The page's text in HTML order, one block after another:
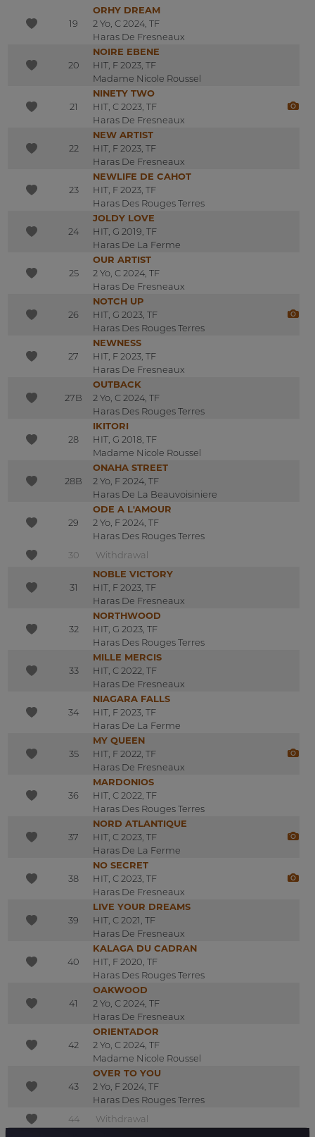
19
ORHY DREAM
2 Yo, C 2024, TF
Haras De Fresneaux
20
NOIRE EBENE
HIT, F 2023, TF
Madame Nicole Roussel
21
NINETY TWO
HIT, C 2023, TF
Haras De Fresneaux
22
NEW ARTIST
HIT, F 2023, TF
Haras De Fresneaux
23
NEWLIFE DE CAHOT
HIT, F 2023, TF
Haras Des Rouges Terres
24
JOLDY LOVE
HIT, G 2019, TF
Haras De La Ferme
25
OUR ARTIST
2 Yo, C 2024, TF
Haras De Fresneaux
26
NOTCH UP
HIT, G 2023, TF
Haras Des Rouges Terres
27
NEWNESS
HIT, F 2023, TF
Haras De Fresneaux
27B
OUTBACK
2 Yo, C 2024, TF
Haras Des Rouges Terres
28
IKITORI
HIT, G 2018, TF
Madame Nicole Roussel
28B
ONAHA STREET
2 Yo, F 2024, TF
Haras De La Beauvoisiniere
29
ODE A L'AMOUR
2 Yo, F 2024, TF
Haras Des Rouges Terres
30
Withdrawal
31
NOBLE VICTORY
HIT, F 2023, TF
Haras De Fresneaux
32
NORTHWOOD
HIT, G 2023, TF
Haras Des Rouges Terres
33
MILLE MERCIS
HIT, C 2022, TF
Haras De Fresneaux
34
NIAGARA FALLS
HIT, F 2023, TF
Haras De La Ferme
35
MY QUEEN
HIT, F 2022, TF
Haras De Fresneaux
36
MARDONIOS
HIT, C 2022, TF
Haras Des Rouges Terres
37
NORD ATLANTIQUE
HIT, C 2023, TF
Haras De La Ferme
38
NO SECRET
HIT, C 2023, TF
Haras De Fresneaux
39
LIVE YOUR DREAMS
HIT, C 2021, TF
Haras De Fresneaux
40
KALAGA DU CADRAN
HIT, F 2020, TF
Haras Des Rouges Terres
41
OAKWOOD
2 Yo, C 2024, TF
Haras De Fresneaux
42
ORIENTADOR
2 Yo, C 2024, TF
Madame Nicole Roussel
43
OVER TO YOU
2 Yo, F 2024, TF
Haras Des Rouges Terres
44
Withdrawal